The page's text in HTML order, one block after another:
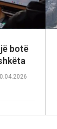
botë